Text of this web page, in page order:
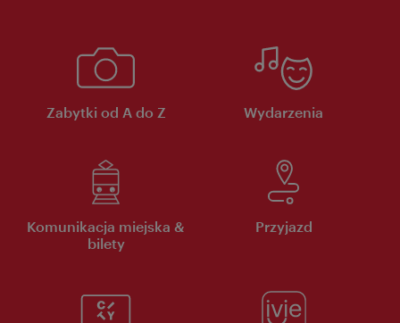
Zabytki od A do Z Wydarzenia
Komunikacja miejska &
bilety
Przyjazd